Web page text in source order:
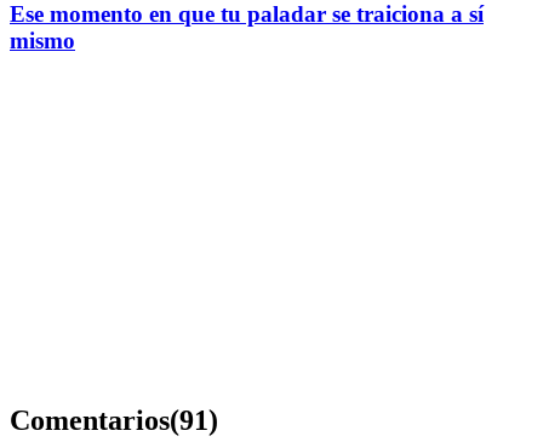
Ese momento en que tu paladar se traiciona a sí
mismo
Comentarios(91)